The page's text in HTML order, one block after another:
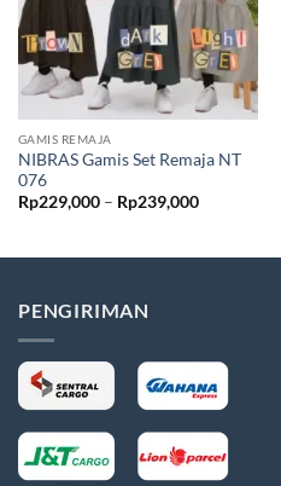
GAMIS REMAJA
NIBRAS Gamis Set Remaja NT
076
Rp229,000 – Rp239,000Rentang
Rp239,000
PENGIRIMAN